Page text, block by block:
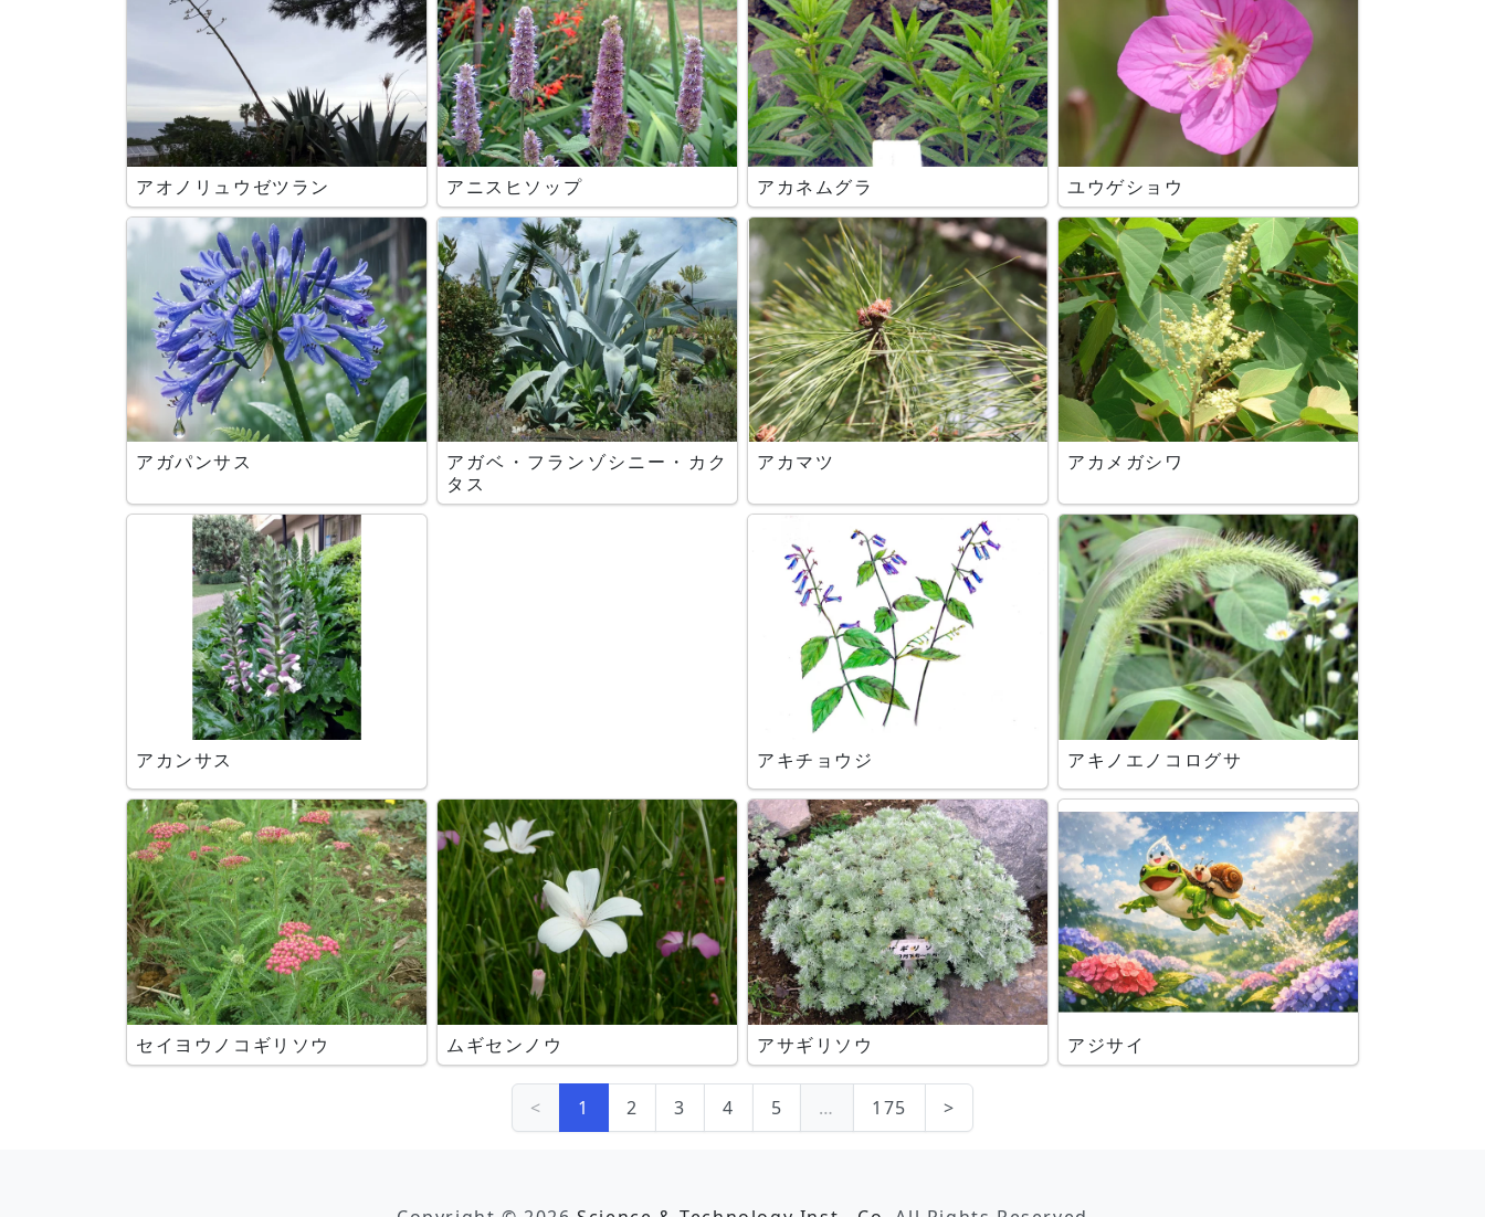
アオノリュウゼツラン アニスヒソップ アカネムグラ ユウゲショウ
アガパンサス
アガベ・フランゾシニー・カク
タス
アカマツ アカメガシワ
アカンサス アキチョウジ アキノエノコログサ
セイヨウノコギリソウ ムギセンノウ アサギリソウ アジサイ
< 1 2 3 4 5 … 175 >